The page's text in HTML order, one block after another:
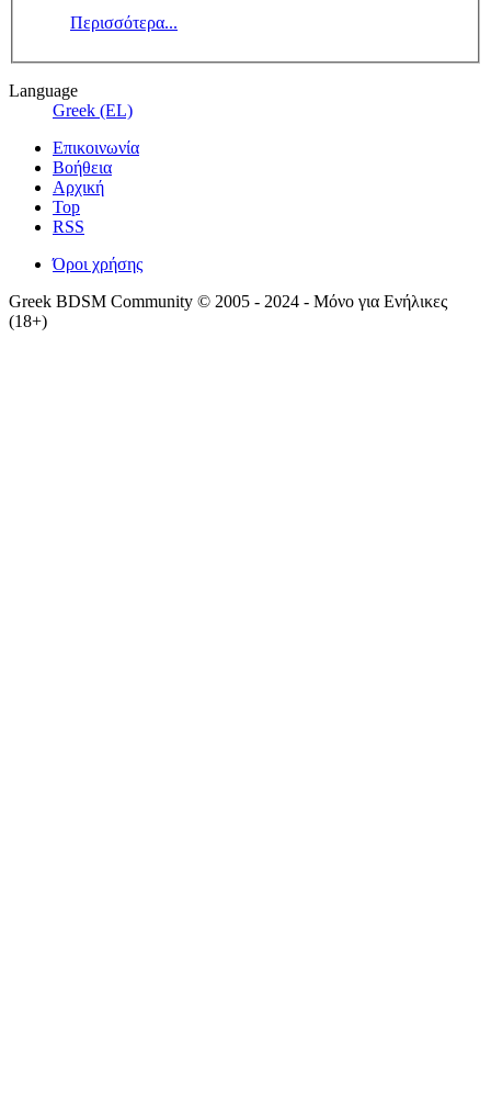
Περισσότερα...
Language
Greek (EL)
Επικοινωνία
Βοήθεια
Αρχική
Top
RSS
Όροι χρήσης
Greek BDSM Community © 2005 - 2024 - Μόνο για Ενήλικες
(18+)